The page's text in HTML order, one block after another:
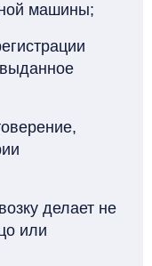
машины;
делает не
или